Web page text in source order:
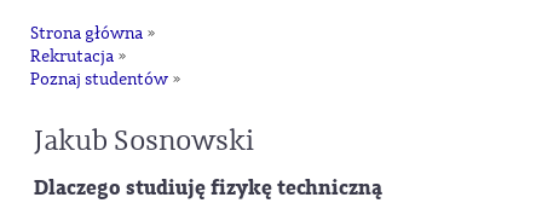
Strona główna »
Rekrutacja »
Poznaj studentów »
Jakub Sosnowski
Dlaczego studiuję fizykę techniczną